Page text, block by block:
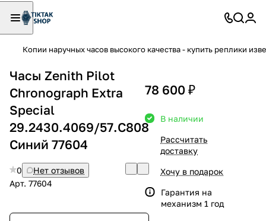
Копии наручных часов высокого качества - купить реплики
Часы Zenith Pilot
Chronograph Extra
Special
29.2430.4069/57.C808
Синий 77604
0
Нет отзывов
Арт. 77604
78 600 ₽
В наличии
Рассчитать
доставку
Хочу в подарок
Гарантия на
механизм 1 год